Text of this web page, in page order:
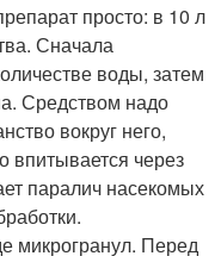
просто: в 10 л
Сначала
воды, затем
Средством надо
вокруг него,
впитывается через
паралич насекомых
микрогранул. Перед